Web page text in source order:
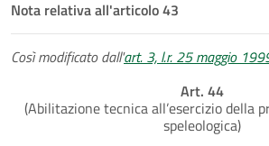
Nota relativa all'articolo 43
Così modificato dall'art. 3, l.r. 25 maggio
Art. 44
(Abilitazione tecnica all’esercizio della
speleologica)